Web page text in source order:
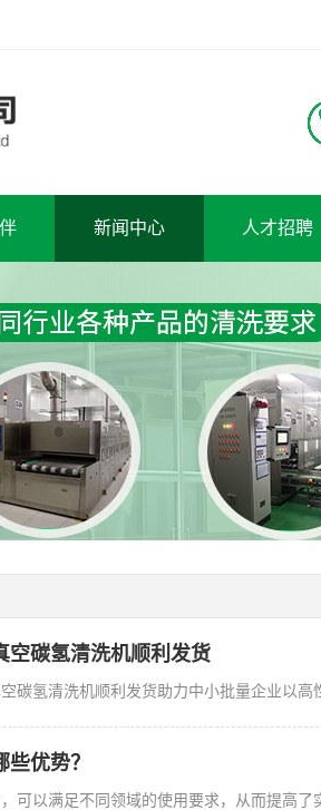
新闻中心 人才招聘
空碳氢清洗机顺利发货
碳氢清洗机顺利发货助力中小批量企业以
优势？
可以满足不同领域的使用要求，从而提高